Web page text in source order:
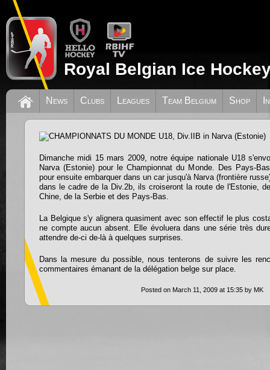
Royal Belgian Ice
News Clubs Leagues Team Belgium Shop
CHAMPIONNATS DU MONDE U18,
(Estonie)
Dimanche midi 15 mars 2009, notre équipe nationale U18
Narva (Estonie) pour le Championnat du Monde. Des Pays-
pour ensuite embarquer dans un car jusqu'à Narva (frontière
dans le cadre de la Div.2b, ils croiseront la route de l'Estonie,
Chine, de la Serbie et des Pays-Bas.
La Belgique s'y alignera quasiment avec son effectif le plus
ne compte aucun absent. Elle évoluera dans une série très
attendre de-ci de-là à quelques surprises.
Dans la mesure du possible, nous tenterons de suivre les
commentaires émanant de la délégation belge sur place.
Posted on March 11, 2009 at 15:35 by MK